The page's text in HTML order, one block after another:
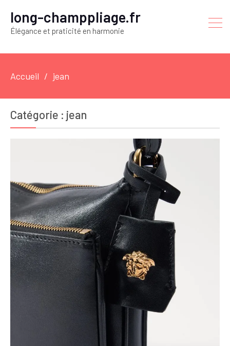
long-champpliage.fr
Élégance et praticité en harmonie
Accueil jean
Catégorie : jean